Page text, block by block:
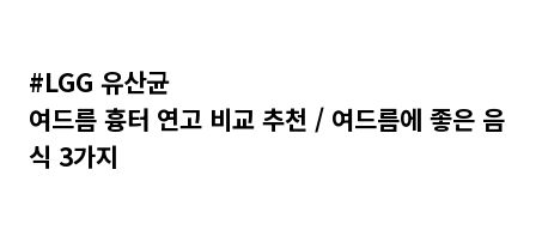
#LGG 유산균
여드름 흉터 연고 비교 추천 / 여드름에 좋은 음
식 3가지